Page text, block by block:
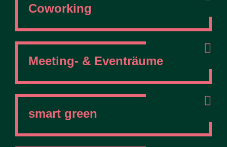
Coworking
Meeting- & Eventräume
smart green